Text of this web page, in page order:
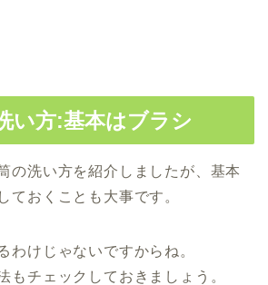
い方:基本はブラシ
の洗い方を紹介しましたが、基本
ておくことも大事です。
わけじゃないですからね。
もチェックしておきましょう。